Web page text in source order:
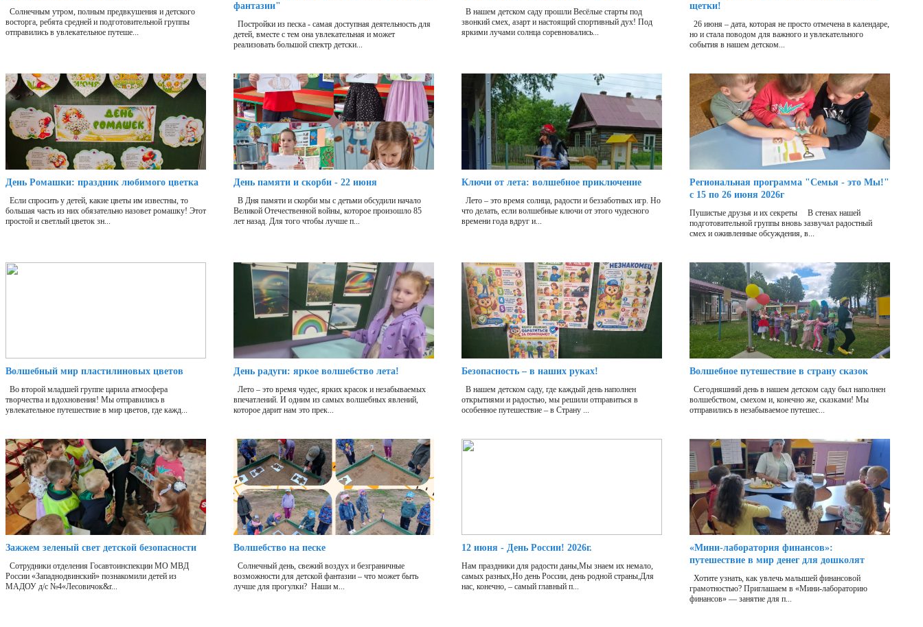
Солнечным утром, полным предвкушения и детского
восторга, ребята средней и подготовительной группы
отправились в увлекательное путеше...
фантазии"
Постройки из песка - самая доступная деятельность для
детей, вместе с тем она увлекательная и может
реализовать большой спектр детски...
В нашем детском саду прошли Весёлые старты под
звонкий смех, азарт и настоящий спортивный дух! Под
яркими лучами солнца соревновались...
щетки!
26 июня – дата, которая не просто отмечена в календаре,
но и стала поводом для важного и увлекательного
события в нашем детском...
День Ромашки: праздник любимого цветка
Если спросить у детей, какие цветы им известны, то
большая часть из них обязательно назовет ромашку! Этот
простой и светлый цветок зн...
День памяти и скорби - 22 июня
В Дня памяти и скорби мы с детьми обсудили начало
Великой Отечественной войны, которое произошло 85
лет назад. Для того чтобы лучше п...
Ключи от лета: волшебное приключение
Лето – это время солнца, радости и беззаботных игр. Но
что делать, если волшебные ключи от этого чудесного
времени года вдруг и...
Региональная программа "Семья - это Мы!"
с 15 по 26 июня 2026г
Пушистые друзья и их секреты В стенах нашей
подготовительной группы вновь зазвучал радостный
смех и оживленные обсуждения, в...
Волшебный мир пластилиновых цветов
Во второй младшей группе царила атмосфера
творчества и вдохновения! Мы отправились в
увлекательное путешествие в мир цветов, где кажд...
День радуги: яркое волшебство лета!
Лето – это время чудес, ярких красок и незабываемых
впечатлений. И одним из самых волшебных явлений,
которое дарит нам это прек...
Безопасность – в наших руках!
В нашем детском саду, где каждый день наполнен
открытиями и радостью, мы решили отправиться в
особенное путешествие – в Страну ...
Волшебное путешествие в страну сказок
Сегодняшний день в нашем детском саду был наполнен
волшебством, смехом и, конечно же, сказками! Мы
отправились в незабываемое путешес...
Зажжем зеленый свет детской безопасности
Сотрудники отделения Госавтоинспекции МО МВД
России «Западнодвинский» познакомили детей из
МАДОУ д/с №4«Лесовичок&r...
Волшебство на песке
Солнечный день, свежий воздух и безграничные
возможности для детской фантазии – что может быть
лучше для прогулки? Наши м...
12 июня - День России! 2026г.
Нам праздники для радости даны,Мы знаем их немало,
самых разных,Но день России, день родной страны,Для
нас, конечно, – самый главный п...
«Мини‑лаборатория финансов»:
путешествие в мир денег для дошколят
Хотите узнать, как увлечь малышей финансовой
грамотностью? Приглашаем в «Мини‑лабораторию
финансов» — занятие для п...